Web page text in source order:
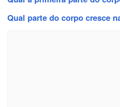
Qual parte do corpo cresce